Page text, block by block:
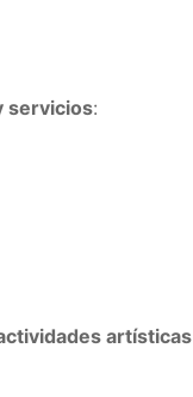
servicios:
artísticas